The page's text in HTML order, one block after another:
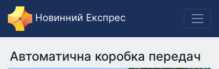
Новинний Експрес
Автоматична коробка передач